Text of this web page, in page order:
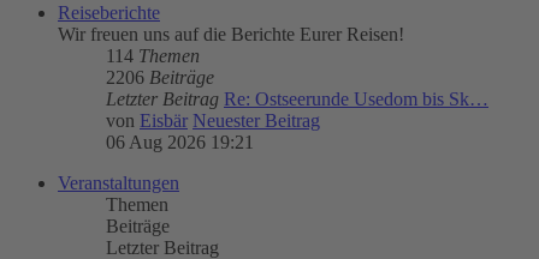
Reiseberichte
Wir freuen uns auf die Berichte Eurer Reisen!
114 Themen
2206 Beiträge
Letzter Beitrag Re: Ostseerunde Usedom bis Sk…
von Eisbär Neuester Beitrag
06 Aug 2026 19:21
Veranstaltungen
Themen
Beiträge
Letzter Beitrag